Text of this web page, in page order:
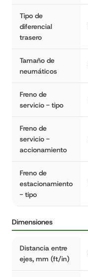
Tipo de
diferencial
trasero
Tamaño de
neumáticos
Freno de
servicio - tipo
Freno de
servicio -
accionamiento
Freno de
estacionamiento
- tipo
Dimensiones
Distancia entre
ejes, mm (ft/in)